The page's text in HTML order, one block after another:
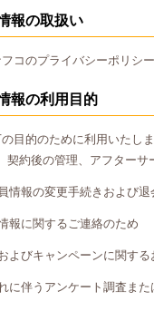
報の取扱い
コのプライバシーポリシ
報の利用目的
目的のために利用いたしま
契約後の管理、アフターサ
情報の変更手続きおよび
報に関するご連絡のため
よびキャンペーンに関す
に伴うアンケート調査ま